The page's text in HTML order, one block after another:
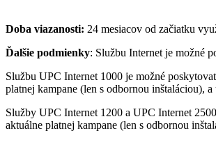
Doba viazanosti: 24 mesiacov od začiatku
Ďalšie podmienky: Službu Internet je možné
Službu UPC Internet 1000 je možné
platnej kampane (len s odbornou inštaláciou),
Služby UPC Internet 1200 a UPC Internet
aktuálne platnej kampane (len s odbornou